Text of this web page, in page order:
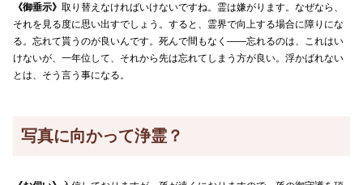
《御垂示》 取り替えなければいけないですね。霊は嫌がります。なぜなら、
それを見る度に思い出すでしょう。すると、霊界で向上する場合に障りにな
る。忘れて貰うのが良いんです。死んで間もなく――忘れるのは、これはい
けないが、一年位して、それから先は忘れてしまう方が良い。浮かばれない
とは、そう言う事になる。
写真に向かって浄霊？